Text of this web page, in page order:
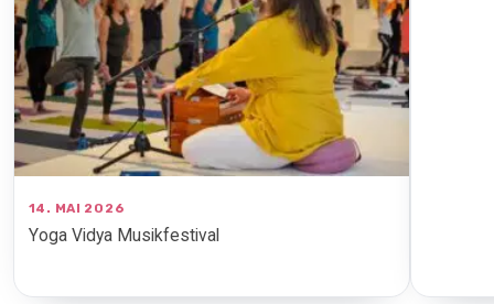
14. MAI 2026
Yoga Vidya Musikfestival